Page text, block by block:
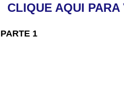
CLIQUE AQUI
PARTE 1